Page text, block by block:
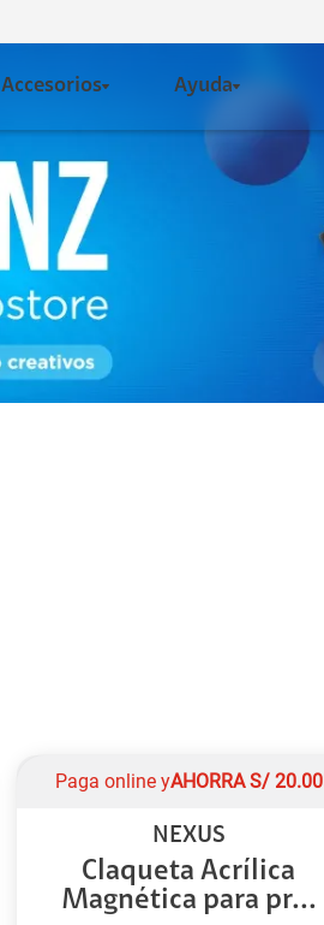
Accesorios Ayuda
Paga online yAHORRA S/ 20.00
NEXUS
Claqueta Acrílica
Magnética para pr...